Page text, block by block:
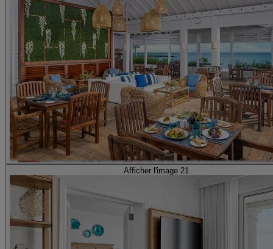
Afficher l'image 21